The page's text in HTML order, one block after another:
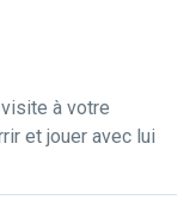
à votre
et jouer avec lui